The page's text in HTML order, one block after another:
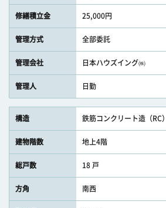
修繕積立金 25,000円
管理方式 全部委託
管理会社 日本ハウズイング㈱
管理人 日勤
構造 鉄筋コンクリート造（RC）
建物階数 地上4階
総戸数 18 戸
方角 南西